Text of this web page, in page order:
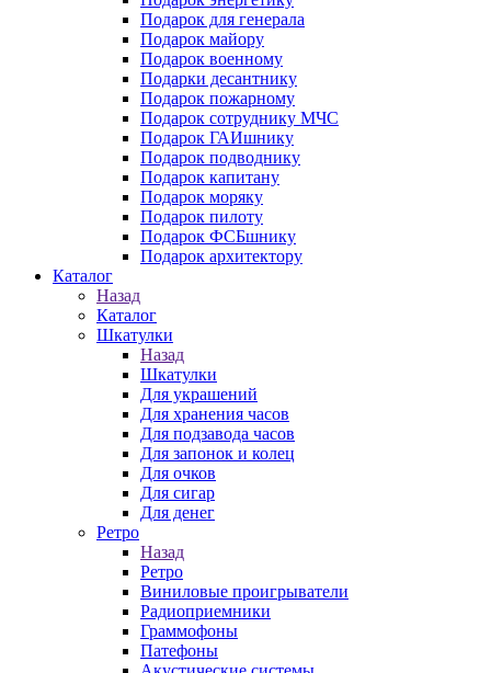
Подарок для генерала
Подарок майору
Подарок военному
Подарки десантнику
Подарок пожарному
Подарок сотруднику МЧС
Подарок ГАИшнику
Подарок подводнику
Подарок капитану
Подарок моряку
Подарок пилоту
Подарок ФСБшнику
Подарок архитектору
Каталог
Назад
Каталог
Шкатулки
Назад
Шкатулки
Для украшений
Для хранения часов
Для подзавода часов
Для запонок и колец
Для очков
Для сигар
Для денег
Ретро
Назад
Ретро
Виниловые проигрыватели
Радиоприемники
Граммофоны
Патефоны